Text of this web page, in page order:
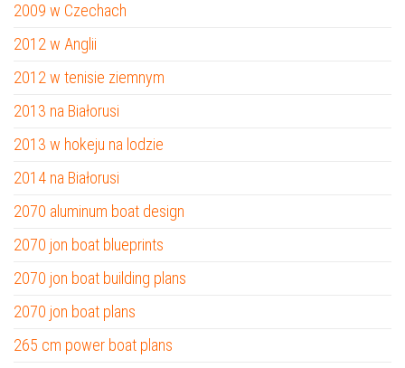
2009 w Czechach
2012 w Anglii
2012 w tenisie ziemnym
2013 na Białorusi
2013 w hokeju na lodzie
2014 na Białorusi
2070 aluminum boat design
2070 jon boat blueprints
2070 jon boat building plans
2070 jon boat plans
265 cm power boat plans